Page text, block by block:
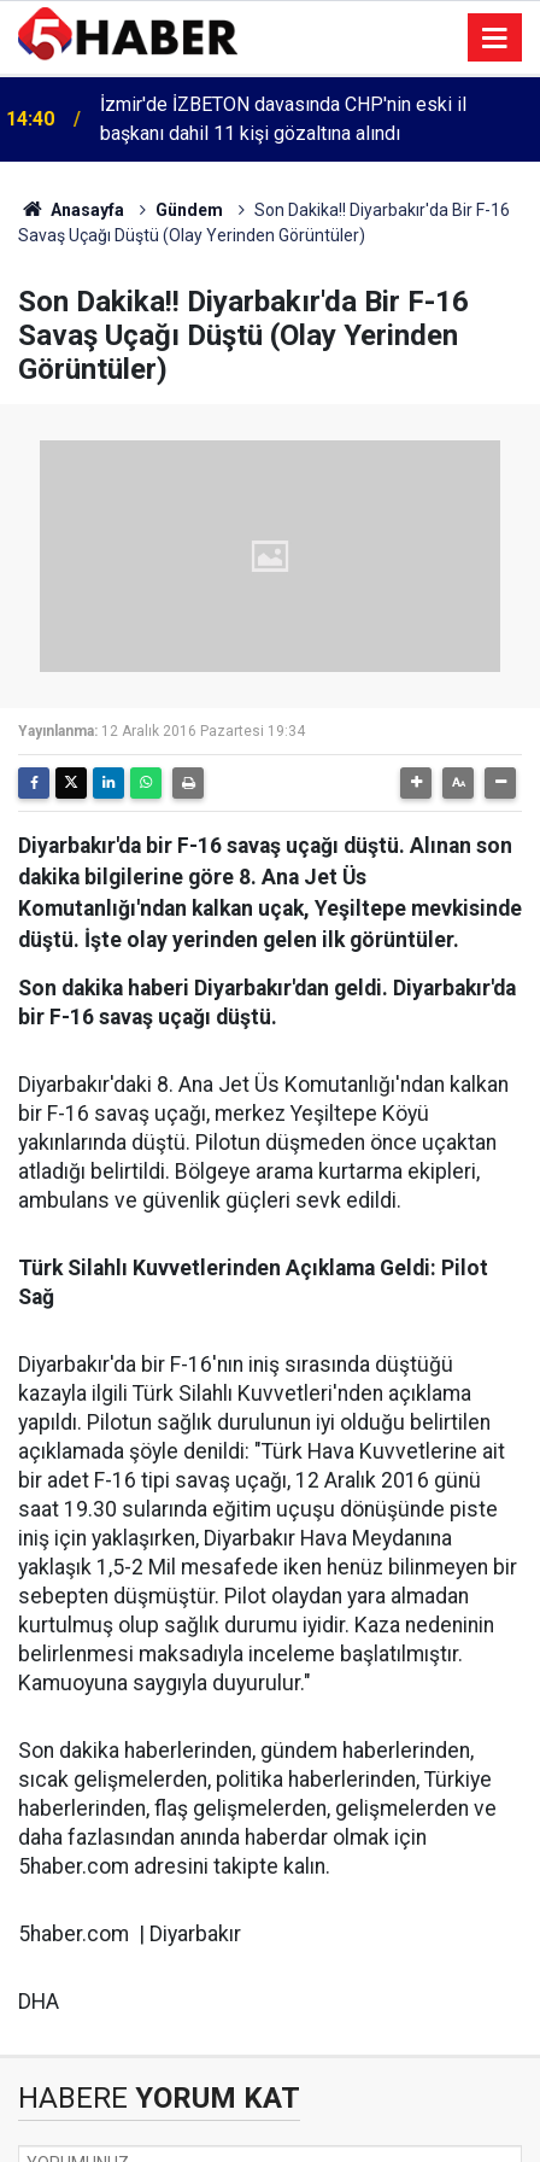
14:40
İzmir'de İZBETON davasında CHP'nin eski il
başkanı dahil 11 kişi gözaltına alındı
Anasayfa Gündem
Son Dakika!! Diyarbakır'da Bir F-16
Savaş Uçağı Düştü (Olay Yerinden Görüntüler)
Son Dakika!! Diyarbakır'da Bir F-16
Savaş Uçağı Düştü (Olay Yerinden
Görüntüler)
Yayınlanma: 12 Aralık 2016 Pazartesi 19:34
Diyarbakır'da bir F-16 savaş uçağı düştü. Alınan son
dakika bilgilerine göre 8. Ana Jet Üs
Komutanlığı'ndan kalkan uçak, Yeşiltepe mevkisinde
düştü. İşte olay yerinden gelen ilk görüntüler.
Son dakika haberi Diyarbakır'dan geldi. Diyarbakır'da
bir F-16 savaş uçağı düştü.
Diyarbakır'daki 8. Ana Jet Üs Komutanlığı'ndan kalkan
bir F-16 savaş uçağı, merkez Yeşiltepe Köyü
yakınlarında düştü. Pilotun düşmeden önce uçaktan
atladığı belirtildi. Bölgeye arama kurtarma ekipleri,
ambulans ve güvenlik güçleri sevk edildi.
Türk Silahlı Kuvvetlerinden Açıklama Geldi: Pilot
Sağ
Diyarbakır'da bir F-16'nın iniş sırasında düştüğü
kazayla ilgili Türk Silahlı Kuvvetleri'nden açıklama
yapıldı. Pilotun sağlık durulunun iyi olduğu belirtilen
açıklamada şöyle denildi: "Türk Hava Kuvvetlerine ait
bir adet F-16 tipi savaş uçağı, 12 Aralık 2016 günü
saat 19.30 sularında eğitim uçuşu dönüşünde piste
iniş için yaklaşırken, Diyarbakır Hava Meydanına
yaklaşık 1,5-2 Mil mesafede iken henüz bilinmeyen bir
sebepten düşmüştür. Pilot olaydan yara almadan
kurtulmuş olup sağlık durumu iyidir. Kaza nedeninin
belirlenmesi maksadıyla inceleme başlatılmıştır.
Kamuoyuna saygıyla duyurulur."
Son dakika haberlerinden, gündem haberlerinden,
sıcak gelişmelerden, politika haberlerinden, Türkiye
haberlerinden, flaş gelişmelerden, gelişmelerden ve
daha fazlasından anında haberdar olmak için
5haber.com adresini takipte kalın.
5haber.com | Diyarbakır
DHA
HABERE YORUM KAT